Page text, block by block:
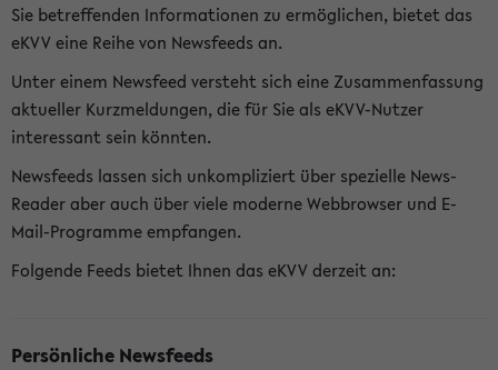
Sie betreffenden Informationen zu ermöglichen, bietet das
eKVV eine Reihe von Newsfeeds an.
Unter einem Newsfeed versteht sich eine Zusammenfassung
aktueller Kurzmeldungen, die für Sie als eKVV-Nutzer
interessant sein könnten.
Newsfeeds lassen sich unkompliziert über spezielle News-
Reader aber auch über viele moderne Webbrowser und E-
Mail-Programme empfangen.
Folgende Feeds bietet Ihnen das eKVV derzeit an:
Persönliche Newsfeeds